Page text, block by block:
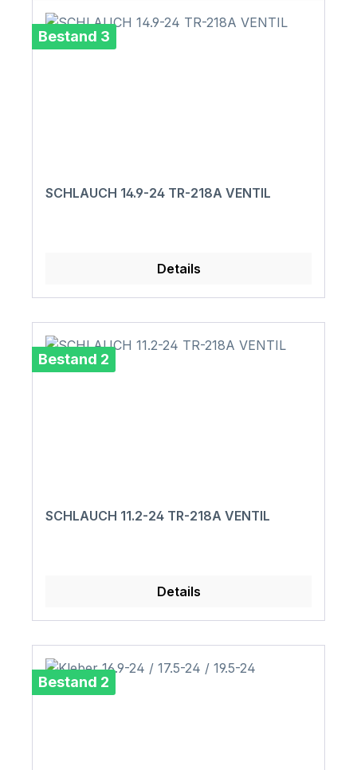
Bestand 3
SCHLAUCH 14.9-24 TR-218A VENTIL
Details
Bestand 2
SCHLAUCH 11.2-24 TR-218A VENTIL
Details
Bestand 2